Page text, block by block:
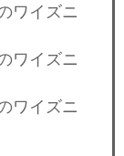
ワイズニ
ワイズニ
ワイズニ